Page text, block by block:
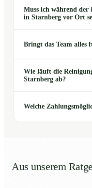
Muss ich während der
in Starnberg vor Ort
Bringt das Team alles
Wie läuft die
Starnberg ab?
Welche
Aus unserem